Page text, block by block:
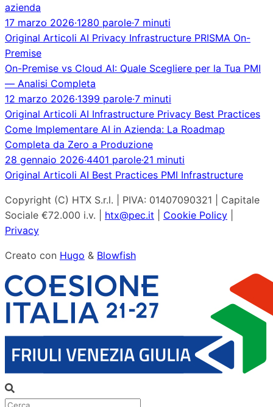
azienda
17 marzo 2026·1280 parole·7 minuti
Original Articoli AI Privacy Infrastructure PRISMA On-
Premise
On-Premise vs Cloud AI: Quale Scegliere per la Tua PMI
— Analisi Completa
12 marzo 2026·1399 parole·7 minuti
Original Articoli AI Infrastructure Privacy Best Practices
Come Implementare AI in Azienda: La Roadmap
Completa da Zero a Produzione
28 gennaio 2026·4401 parole·21 minuti
Original Articoli AI Best Practices PMI Infrastructure
Copyright (C) HTX S.r.l. | PIVA: 01407090321 | Capitale
Sociale €72.000 i.v. | htx@pec.it Cookie Policy
Privacy
Creato con Hugo & Blowfish